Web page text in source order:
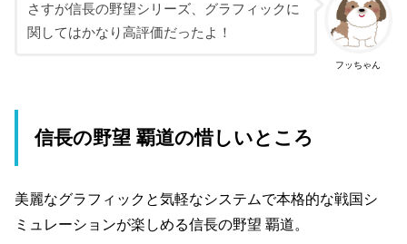
フッちゃん
さすが信長の野望シリーズ、グラフィックに
関してはかなり高評価だったよ！
信長の野望 覇道の惜しいところ
美麗なグラフィックと気軽なシステムで本格的な戦国シ
ミュレーションが楽しめる信長の野望 覇道。